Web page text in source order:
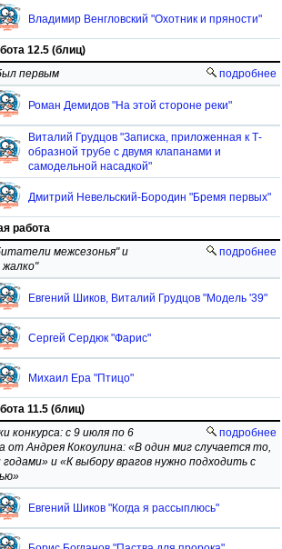
Владимир Венгловский "Охотник и пряности"
12.5 (блиц)
подробнее
первым
Роман Демидов "На этой стороне реки"
Виталий Грудцов "Записка, приложенная к Т-
образной трубе с двумя клапанами и
самодельной насадкой"
Дмитрий Невельский-Бородин "Бремя первых"
работа
подробнее
межсезонья" и
жалко"
Евгений Шиков, Виталий Грудцов "Модель '39"
Сергей Сердюк "Фарис"
Михаил Ера "Птицо"
11.5 (блиц)
подробнее
конкурса: с 9 июля по 6
от Андрея Кокоулина: «В один миг случается то,
и «К выбору врагов нужно подходить с
Евгений Шиков "Когда я рассыплюсь"